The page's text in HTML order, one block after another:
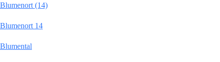
Blumenort (14)
Blumenort 14
Blumental